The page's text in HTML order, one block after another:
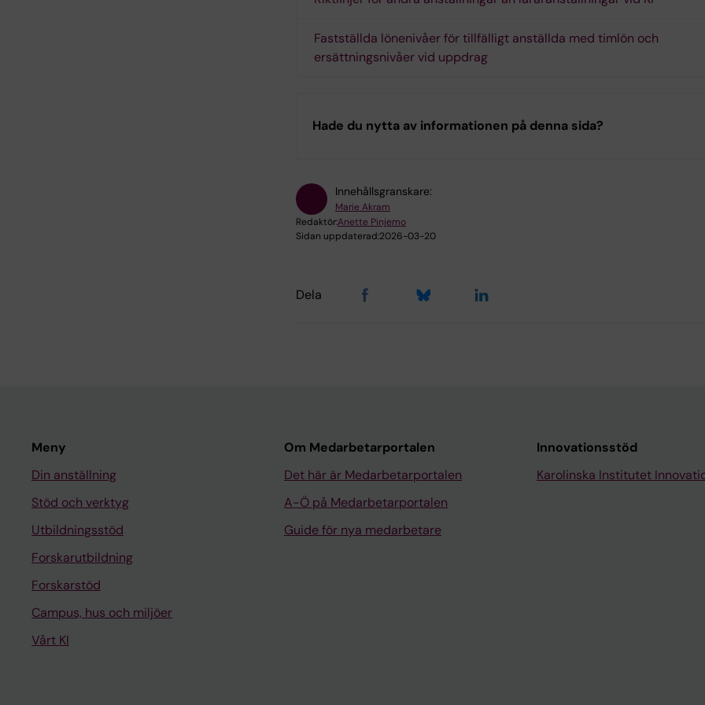
Fastställda lönenivåer för tillfälligt anställda med timlön och
ersättningsnivåer vid uppdrag
Hade du nytta av informationen på denna sida?
Innehållsgranskare:
Marie Akram
Redaktör:Anette Pinjemo
Sidan uppdaterad:2026-03-20
Dela
Meny
Din anställning
Stöd och verktyg
Utbildningsstöd
Forskarutbildning
Forskarstöd
Campus, hus och miljöer
Vårt KI
Om Medarbetarportalen
Det här är Medarbetarportalen
A-Ö på Medarbetarportalen
Guide för nya medarbetare
Innovationsstöd
Karolinska Institutet